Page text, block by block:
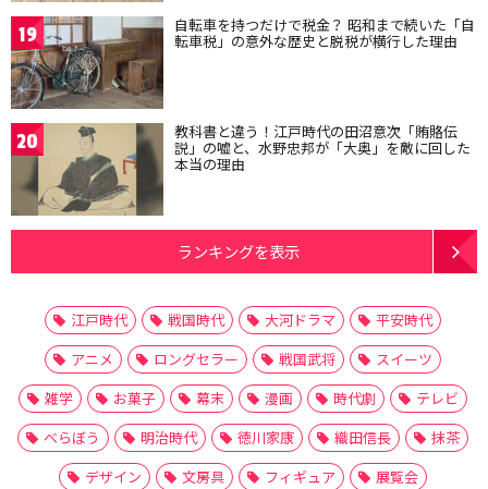
19 自転車を持つだけで税金？ 昭和まで続いた「自
転車税」の意外な歴史と脱税が横行した理由
20 教科書と違う！江戸時代の田沼意次「賄賂伝
説」の嘘と、水野忠邦が「大奥」を敵に回した
本当の理由
ランキングを表示
江戸時代 戦国時代 大河ドラマ
平安時代
アニメ
ロングセラー 戦国武将
スイーツ
雑学
お菓子 幕末 漫画 時代劇
テレビ
べらぼう
明治時代 徳川家康 織田信長
抹茶
デザイン
文房具 フィギュア
展覧会